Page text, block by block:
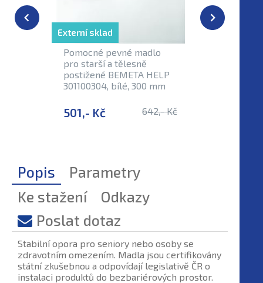
Pomocné pevné madlo
pro starší a tělesně
postižené BEMETA HELP
301100304, bílé, 300 mm
501,- Kč 642,- Kč
Externí sklad Skladem
Popis
Parametry
Ke stažení
Odkazy
Poslat dotaz
Stabilní opora pro seniory nebo osoby se
zdravotním omezením. Madla jsou certifikovány
státní zkušebnou a odpovídají legislativě ČR o
instalaci produktů do bezbariérových prostor.